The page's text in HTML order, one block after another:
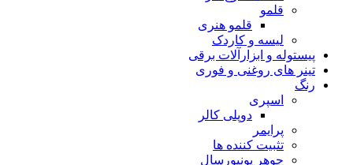
قلمو
قلمو‌ هنری
لیسه و کاردک
پیستوله و ابزارآلات برقی
تینر های روغنی و فوری
رنگ
اسپری
دوپلی کالر
پرایمر
تثبیت کننده ها
جوهر یونیورسال